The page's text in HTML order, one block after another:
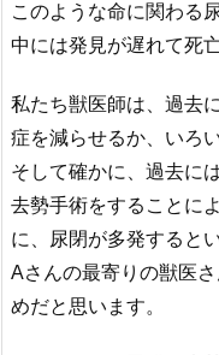
このような命に関わる尿
中には発見が遅れて死
私たち獣医師は、過去
症を減らせるか、いろ
そして確かに、過去に
去勢手術をすることに
に、尿閉が多発すると
Aさんの最寄りの獣医
めだと思います。